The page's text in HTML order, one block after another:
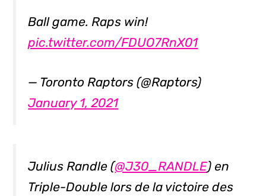
Ball game. Raps win!
pic.twitter.com/FDUO7RnX01
— Toronto Raptors (@Raptors)
January 1, 2021
Julius Randle (@J30_RANDLE) en
Triple-Double lors de la victoire des